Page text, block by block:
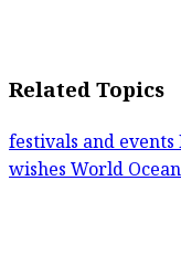
Related Topics
festivals and events
wishesWorld